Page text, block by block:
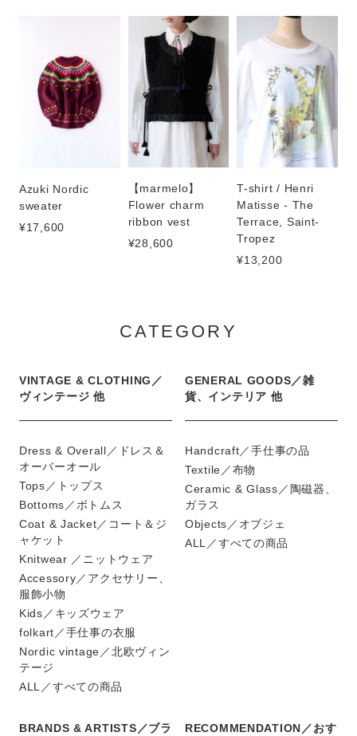
Azuki Nordic
sweater
¥17,600
【marmelo】
Flower charm
ribbon vest
¥28,600
T-shirt / Henri
Matisse - The
Terrace, Saint-
Tropez
¥13,200
CATEGORY
VINTAGE & CLOTHING／
ヴィンテージ 他
Dress & Overall／ドレス＆
オーバーオール
Tops／トップス
Bottoms／ボトムス
Coat & Jacket／コート＆ジ
ャケット
Knitwear ／ニットウェア
Accessory／アクセサリー、
服飾小物
Kids／キッズウェア
folkart／手仕事の衣服
Nordic vintage／北欧ヴィン
テージ
ALL／すべての商品
GENERAL GOODS／雑
貨、インテリア 他
Handcraft／手仕事の品
Textile／布物
Ceramic & Glass／陶磁器、
ガラス
Objects／オブジェ
ALL／すべての商品
BRANDS & ARTISTS／ブラ
RECOMMENDATION／おす